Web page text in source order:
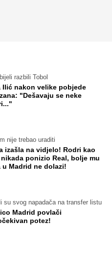
razbili Tobol
Ilić nakon velike pobjede
"Dešavaju se neke
nije trebao uraditi
izašla na vidjelo! Rodri kao
ponizio Real, bolje mu
u Madrid ne dolazi!
su svog napadača na transfer listu
Madrid povlači
potez!